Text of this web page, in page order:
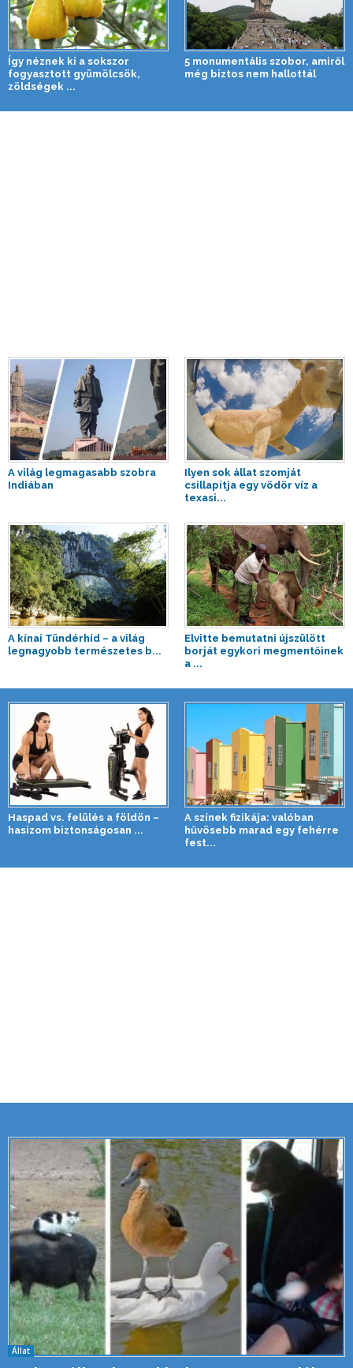
Így néznek ki a sokszor
fogyasztott gyümölcsök,
zöldségek ...
5 monumentális szobor, amiről
még biztos nem hallottál
A világ legmagasabb szobra
Indiában
Ilyen sok állat szomját
csillapítja egy vödör víz a
texasi...
A kínai Tündérhíd – a világ
legnagyobb természetes b...
Elvitte bemutatni újszülött
borját egykori megmentőinek
a ...
Haspad vs. felülés a földön –
hasizom biztonságosan ...
A színek fizikája: valóban
hűvösebb marad egy fehérre
fest...
Állat